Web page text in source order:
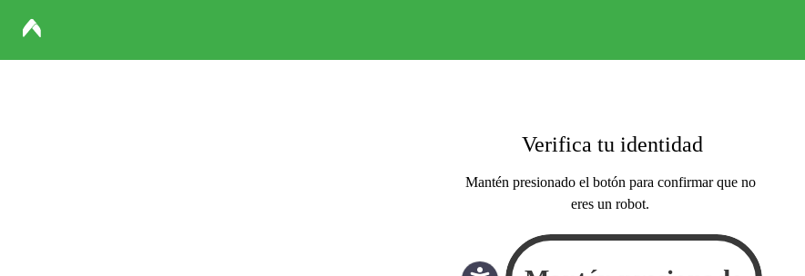
Verifica tu identidad
Mantén presionado el botón para confirmar que no
eres un robot.